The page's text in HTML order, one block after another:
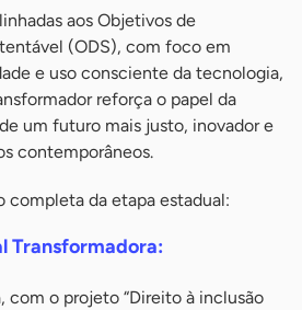
aos Objetivos de
(ODS), com foco em
e uso consciente da tecnologia,
reforça o papel da
um futuro mais justo, inovador e
contemporâneos.
completa da etapa estadual:
Transformadora:
com o projeto “Direito à inclusão